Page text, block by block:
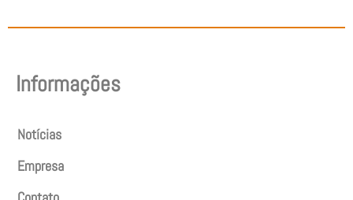
Informações
Notícias
Empresa